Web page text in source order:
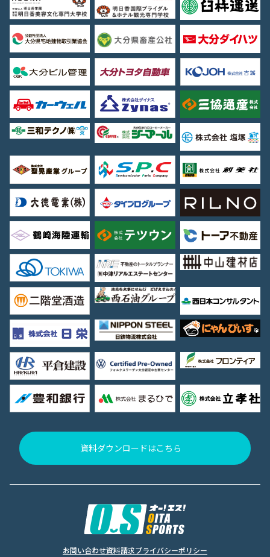
資料ダウンロードはこちら
お問い合わせ資料請求プライバシーポリシー